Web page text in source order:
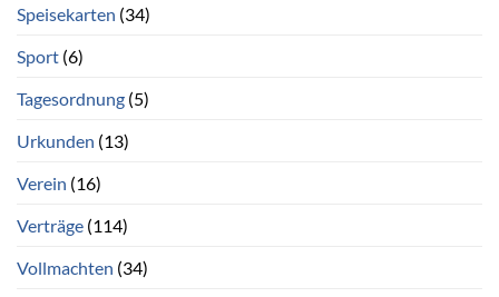
Speisekarten (34)
Sport (6)
Tagesordnung (5)
Urkunden (13)
Verein (16)
Verträge (114)
Vollmachten (34)